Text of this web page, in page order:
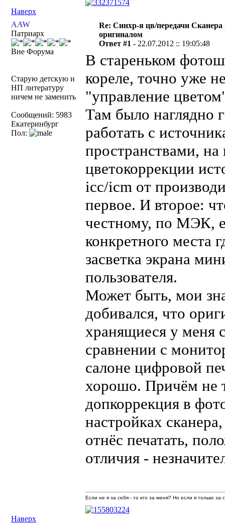
Наверх
AAW
Патриарх
Вне Форума
Старую детскую и
НП литературу
ничем не заменить
Сообщений: 5983
Екатеринбург
Пол:
Re: Синхр-я цв/передачи
оригиналом
Ответ #1 - 22.07.2012 :: 19:05:48
В стареньком
кореле, точно уже
"управление
Там было наглядно
работать с
пространствами,
цветокоррекции
icc/icm от
первое. И второе:
честному, по МЭК,
конкретного места
засветка экрана
пользователя.
Может быть, мои
добивался, что
хранящиеся у меня
сравнении с
салоне цифровой
хорошо. Причём не
допкоррекция в
настройках
отнёс печатать,
отличия -
Наверх
Если не я за себя - то кто за меня? Но если я только